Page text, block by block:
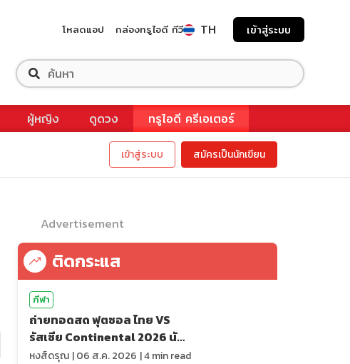
โหลดแอป กล่องทรูไอดี ทีวี TH เข้าสู่ระบบ
ผู้หญิง ดูดวง ทรูไอดี ครีเอเตอร์
เข้าสู่ระบบ สมัครเป็นนักเขียน
Advertisement
ติดกระแส
กีฬา
ถ่ายทอดสด ฟุตซอล ไทย VS
รัสเซีย Continental 2026 นัด
สุดท้าย
หงส์ดรุณ |06 ส.ค. 2026 |4min read